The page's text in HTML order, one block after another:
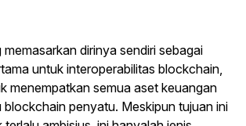
memasarkan dirinya sendiri sebagai
untuk interoperabilitas blockchain,
menempatkan semua aset keuangan
blockchain penyatu. Meskipun tujuan ini